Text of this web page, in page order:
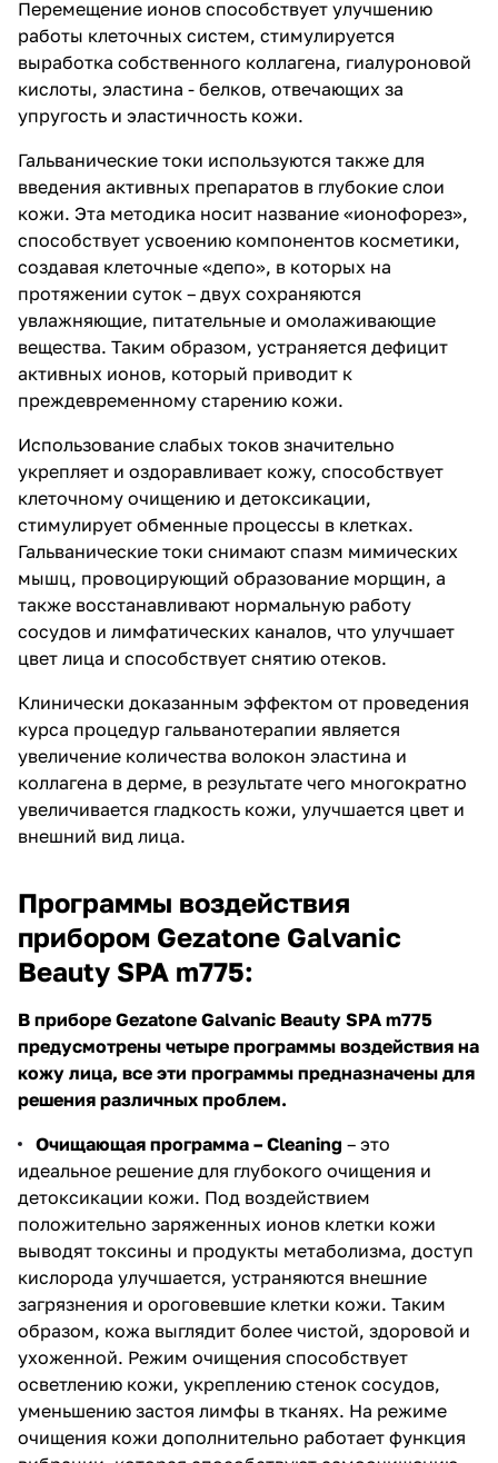
Перемещение ионов способствует улучшению
работы клеточных систем, стимулируется
выработка собственного коллагена, гиалуроновой
кислоты, эластина - белков, отвечающих за
упругость и эластичность кожи.
Гальванические токи используются также для
введения активных препаратов в глубокие слои
кожи. Эта методика носит название «ионофорез»,
способствует усвоению компонентов косметики,
создавая клеточные «депо», в которых на
протяжении суток – двух сохраняются
увлажняющие, питательные и омолаживающие
вещества. Таким образом, устраняется дефицит
активных ионов, который приводит к
преждевременному старению кожи.
Использование слабых токов значительно
укрепляет и оздоравливает кожу, способствует
клеточному очищению и детоксикации,
стимулирует обменные процессы в клетках.
Гальванические токи снимают спазм мимических
мышц, провоцирующий образование морщин, а
также восстанавливают нормальную работу
сосудов и лимфатических каналов, что улучшает
цвет лица и способствует снятию отеков.
Клинически доказанным эффектом от проведения
курса процедур гальванотерапии является
увеличение количества волокон эластина и
коллагена в дерме, в результате чего многократно
увеличивается гладкость кожи, улучшается цвет и
внешний вид лица.
Программы воздействия
прибором Gezatone Galvanic
Beauty SPA m775:
В приборе Gezatone Galvanic Beauty SPA m775
предусмотрены четыре программы воздействия на
кожу лица, все эти программы предназначены для
решения различных проблем.
Очищающая программа – Cleaning – это
идеальное решение для глубокого очищения и
детоксикации кожи. Под воздействием
положительно заряженных ионов клетки кожи
выводят токсины и продукты метаболизма, доступ
кислорода улучшается, устраняются внешние
загрязнения и ороговевшие клетки кожи. Таким
образом, кожа выглядит более чистой, здоровой и
ухоженной. Режим очищения способствует
осветлению кожи, укреплению стенок сосудов,
уменьшению застоя лимфы в тканях. На режиме
очищения кожи дополнительно работает функция